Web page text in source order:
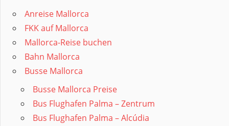
Anreise Mallorca
FKK auf Mallorca
Mallorca-Reise buchen
Bahn Mallorca
Busse Mallorca
Busse Mallorca Preise
Bus Flughafen Palma – Zentrum
Bus Flughafen Palma – Alcúdia